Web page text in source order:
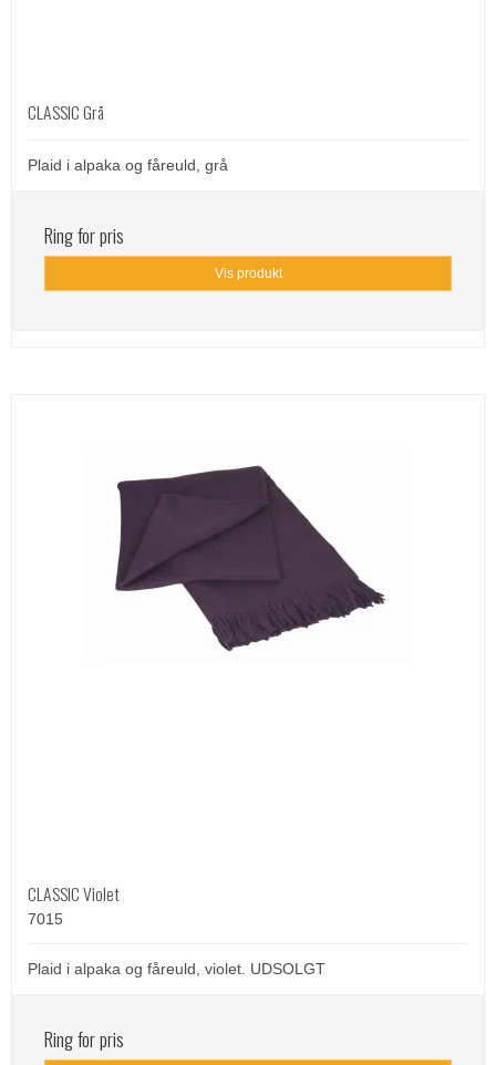
CLASSIC Grå
Plaid i alpaka og fåreuld, grå
Ring for pris
Vis produkt
CLASSIC Violet
7015
Plaid i alpaka og fåreuld, violet. UDSOLGT
Ring for pris